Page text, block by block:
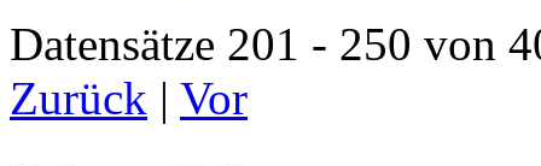
Datensätze 201 - 250
Zurück | Vor